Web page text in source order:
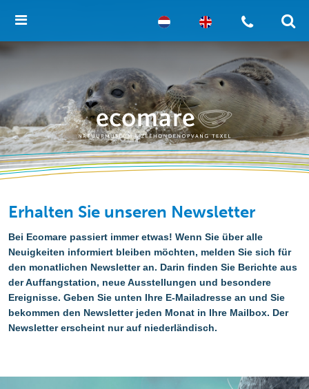
Erhalten Sie unseren Newsletter
Bei Ecomare passiert immer etwas! Wenn Sie über alle
Neuigkeiten informiert bleiben möchten, melden Sie sich für
den monatlichen Newsletter an. Darin finden Sie Berichte aus
der Auffangstation, neue Ausstellungen und besondere
Ereignisse. Geben Sie unten Ihre E-Mailadresse an und Sie
bekommen den Newsletter jeden Monat in Ihre Mailbox. Der
Newsletter erscheint nur auf niederländisch.